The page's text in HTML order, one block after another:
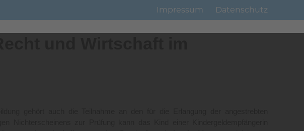
Impressum Datenschutz